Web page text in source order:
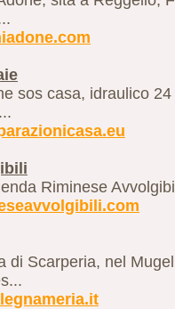
sos casa, idraulico
Riminese
di Scarperia, nel